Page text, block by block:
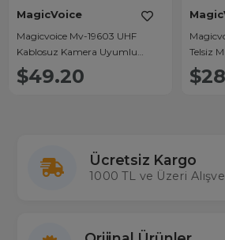
MagicVoice
Magicvoice Mv-19603 UHF
Kablosuz Kamera Uyumlu
Mikrofon
$49.20
Telsiz
Ücretsiz Kargo
1000 TL ve Üzeri